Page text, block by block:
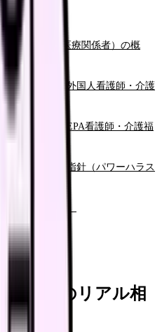
告例（就業医療関係者）の概
EPAに基づく外国人看護師・介護
特定活動』（EPA看護師・介護福
スメント関係指針（パワーハラス
ナーのご案内」
師さんのリアル相